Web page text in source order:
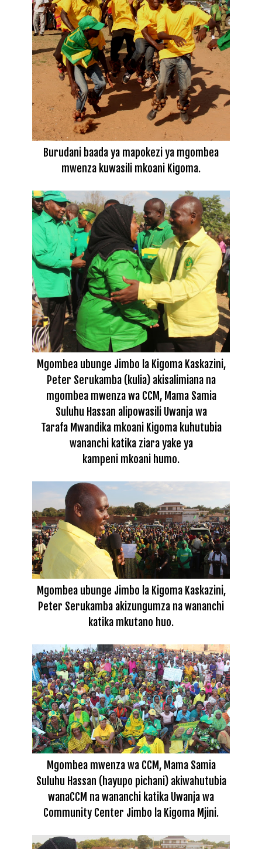
Burudani baada ya mapokezi ya mgombea
mwenza kuwasili mkoani Kigoma.
Mgombea ubunge Jimbo la Kigoma Kaskazini,
Peter Serukamba (kulia) akisalimiana na
mgombea mwenza wa CCM, Mama Samia
Suluhu Hassan alipowasili Uwanja wa
Tarafa Mwandika mkoani Kigoma kuhutubia
wananchi katika ziara yake ya
kampeni mkoani humo.
Mgombea ubunge Jimbo la Kigoma Kaskazini,
Peter Serukamba akizungumza na wananchi
katika mkutano huo.
Mgombea mwenza wa CCM, Mama Samia
Suluhu Hassan (hayupo pichani) akiwahutubia
wanaCCM na wananchi katika Uwanja wa
Community Center Jimbo la Kigoma Mjini.